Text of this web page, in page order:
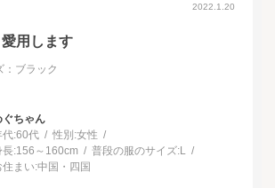
2022.1.20
用します
：ブラック
ぐちゃん
代:60代 性別:女性
長:156～160cm 普段の服のサイズ:L
住まい:中国・四国